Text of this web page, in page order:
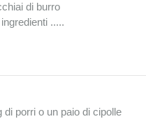
di burro
.....
di porri o un paio di cipolle